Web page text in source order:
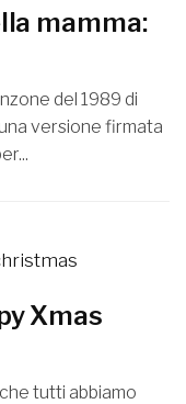
mamma:
del 1989 di
versione firmata
Xmas
tutti abbiamo